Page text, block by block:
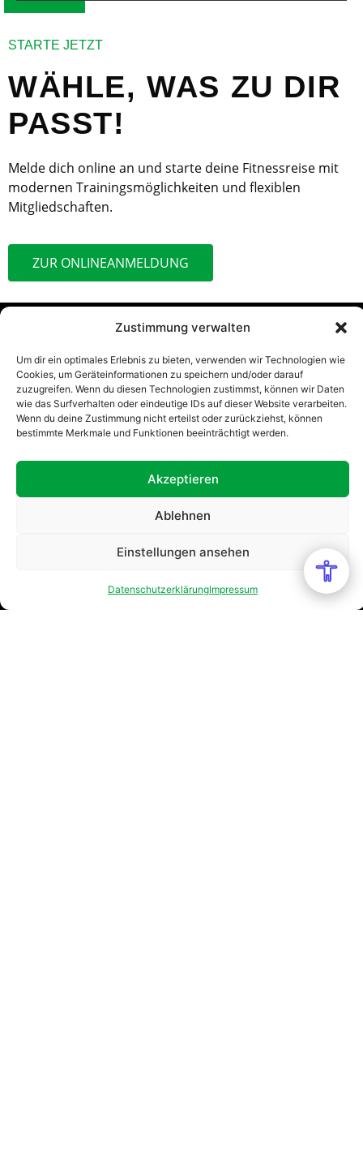
Zustimmung verwalten
Um dir ein optimales Erlebnis zu bieten, verwenden wir Technologien wie
Cookies, um Geräteinformationen zu speichern und/oder darauf
zuzugreifen. Wenn du diesen Technologien zustimmst, können wir Daten
wie das Surfverhalten oder eindeutige IDs auf dieser Website verarbeiten.
Wenn du deine Zustimmung nicht erteilst oder zurückziehst, können
bestimmte Merkmale und Funktionen beeinträchtigt werden.
Akzeptieren
Ablehnen
Einstellungen ansehen
DatenschutzerklärungImpressum
STARTE JETZT
WÄHLE, WAS ZU DIR
PASST!
Melde dich online an und starte deine Fitnessreise mit
modernen Trainingsmöglichkeiten und flexiblen
Mitgliedschaften.
ZUR ONLINEANMELDUNG